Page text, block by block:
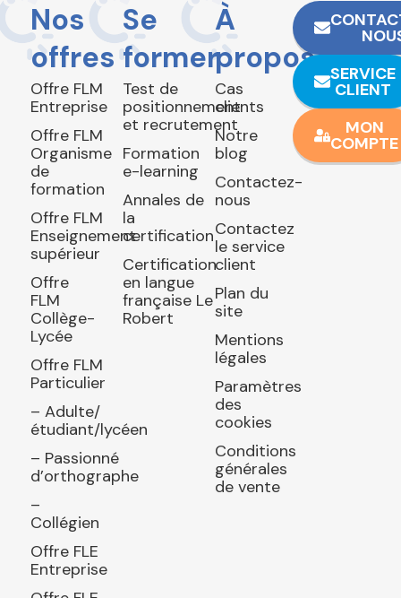
Nos
offres
Offre FLM
Entreprise
Offre FLM
Organisme
de
formation
Offre FLM
Enseignement
supérieur
Offre
FLM
Collège-
Lycée
Offre FLM
Particulier
– Adulte/
étudiant/lycéen
– Passionné
d’orthographe
–
Collégien
Offre FLE
Entreprise
Se
former
Test de
positionnement
et recrutement
Formation
e-learning
Annales de
la
certification
Certification
en langue
française Le
Robert
À
propos
Cas
clients
Notre
blog
Contactez-
nous
Contactez
le service
client
Plan du
site
Mentions
légales
Paramètres
des
cookies
Conditions
générales
de vente
SERVICE
CLIENT
MON
COMPTE